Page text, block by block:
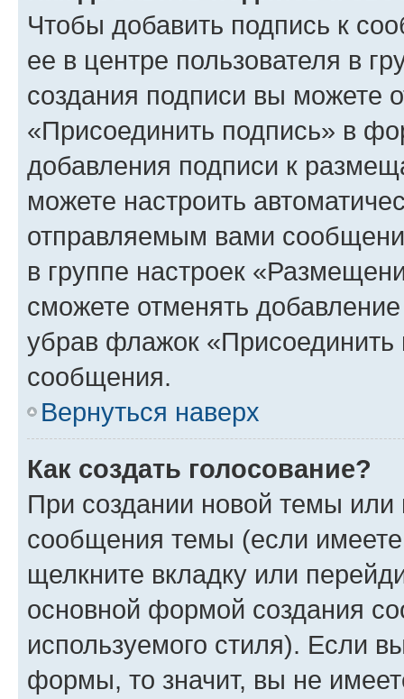
Чтобы добавить подпись к
ее в центре пользователя в
создания подписи вы можете
«Присоединить подпись» в
добавления подписи к
можете настроить
отправляемым вами
в группе настроек
сможете отменять
убрав флажок
сообщения.
Вернуться наверх
Как создать голосование?
При создании новой темы или
сообщения темы (если
щелкните вкладку или
основной формой создания
используемого стиля). Если
формы, то значит, вы не